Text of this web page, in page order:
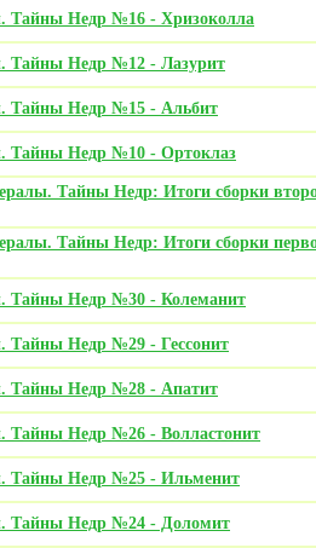
Тайны Недр №16 - Хризоколла
Тайны Недр №12 - Лазурит
Тайны Недр №15 - Альбит
Тайны Недр №10 - Ортоклаз
Тайны Недр: Итоги сборки
Тайны Недр: Итоги сборки
Тайны Недр №30 - Колеманит
Недр №29 - Гессонит
Тайны Недр №28 - Апатит
Недр №26 - Волластонит
Тайны Недр №25 - Ильменит
Тайны Недр №24 - Доломит